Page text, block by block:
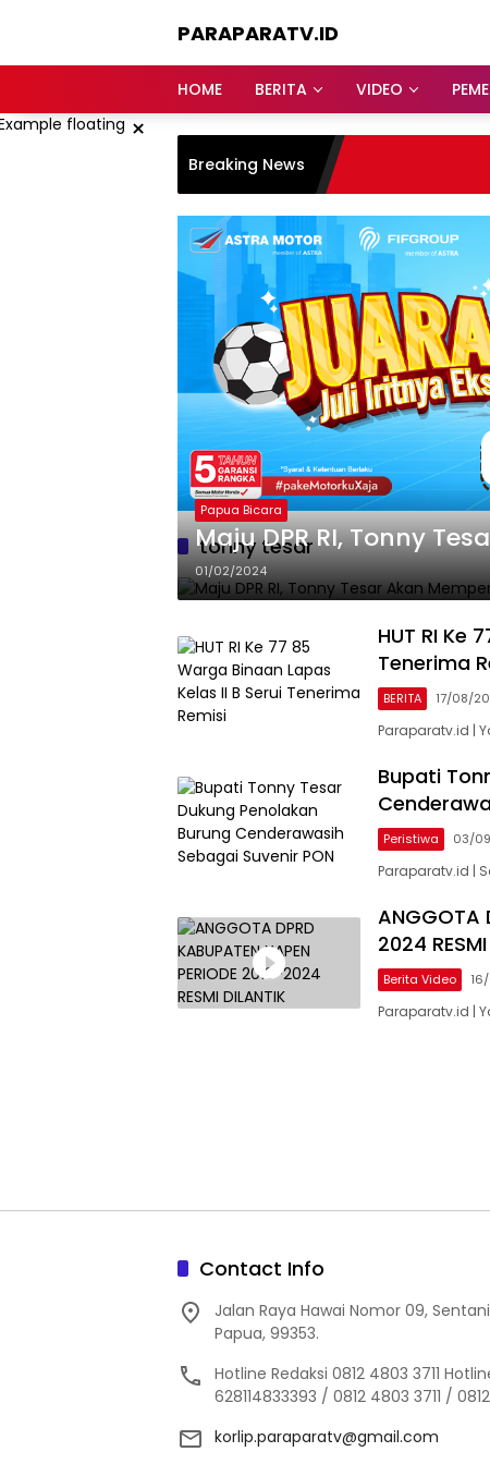
PARAPARATV.ID
Papua
HOME BERITA VIDEO
×
Breaking News
tonny tesar
Papua Bicara
Maju DPR RI,
01/02/2024
HUT RI Ke
Tenerima
BERITA 17/08/
Paraparatv.id |
Bupati
Peristiwa 03/
Paraparatv.id |
ANGGOTA
2024
Berita Video
Paraparatv.id |
Contact Info
Jalan Raya Hawai Nomor 09,
Papua, 99353.
Hotline Redaksi 0812 4803 3711
628114833393 / 0812 4803 3711 /
korlip.paraparatv@gmail.com